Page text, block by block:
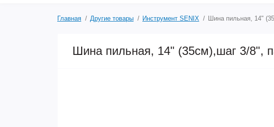
Главная Другие товары Инструмент SENIX Шина пильная, 14"
Шина пильная, 14" (35см),шаг 3/8",